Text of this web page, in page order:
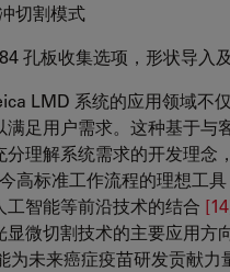
切割模式
孔板收集选项，形状导入
LMD 系统的应用领域不
满足用户需求。这种基于与
分理解系统需求的开发理念
高标准工作流程的理想工
工智能等前沿技术的结合
微切割技术的主要应用方
为未来癌症疫苗研发贡献